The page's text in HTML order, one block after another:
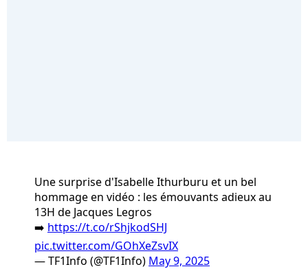
Une surprise d'Isabelle Ithurburu et un bel
hommage en vidéo : les émouvants adieux au
13H de Jacques Legros
➡️ https://t.co/rShjkodSHJ
pic.twitter.com/GOhXeZsvIX
— TF1Info (@TF1Info) May 9, 2025